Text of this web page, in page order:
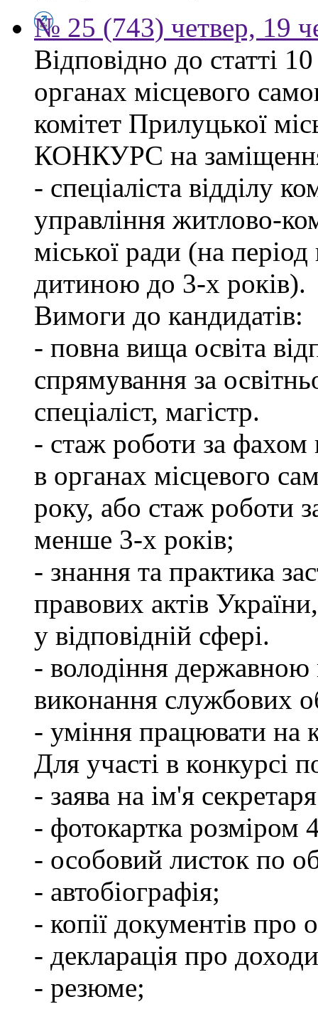
№ 25 (743) четвер, 19
Відповідно до статті
органах місцевого
комітет Прилуцької
КОНКУРС на
- спеціаліста відділу
управління житлово-
міської ради (на
дитиною до 3-х років).
Вимоги до кандидатів:
- повна вища освіта
спрямування за
спеціаліст, магістр.
- стаж роботи за фахом
в органах місцевого
року, або стаж роботи
менше 3-х років;
- знання та практика
правових актів
у відповідній сфері.
- володіння державною
виконання службових
- уміння працювати на
Для участі в конкурсі
- заява на ім'я
- фотокартка розміром
- особовий листок по
- автобіографія;
- копії документів про
- декларація про
- резюме;